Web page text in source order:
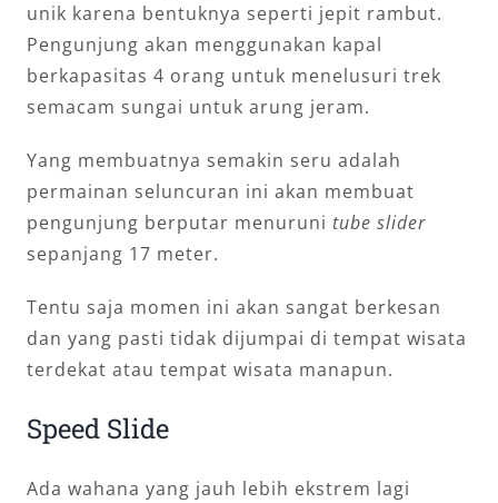
unik karena bentuknya seperti jepit rambut.
Pengunjung akan menggunakan kapal
berkapasitas 4 orang untuk menelusuri trek
semacam sungai untuk arung jeram.
Yang membuatnya semakin seru adalah
permainan seluncuran ini akan membuat
pengunjung berputar menuruni tube slider
sepanjang 17 meter.
Tentu saja momen ini akan sangat berkesan
dan yang pasti tidak dijumpai di tempat wisata
terdekat atau tempat wisata manapun.
Speed Slide
Ada wahana yang jauh lebih ekstrem lagi